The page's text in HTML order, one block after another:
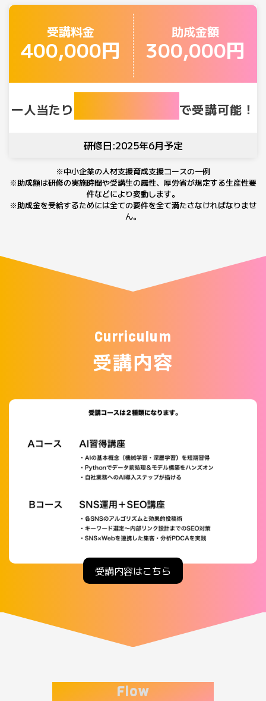
受講料金
400,000円
助成金額
300,000円
一人当たり で受講可能！
研修日:2025年6月予定
※中小企業の人材支援育成支援コースの一例
※助成額は研修の実施時間や受講生の属性、厚労省が規定する生産性要
件などにより変動します。
※助成金を受給するためには全ての要件を全て満たさなければなりませ
ん。
Curriculum
受講内容
受講内容はこちら
Flow